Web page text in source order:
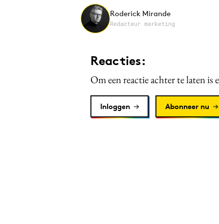
Roderick Mirande
Redacteur marketing
Reacties:
Om een reactie achter te laten is
Inloggen Abonneer nu